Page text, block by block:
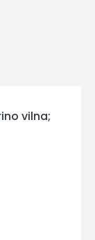
vilna;